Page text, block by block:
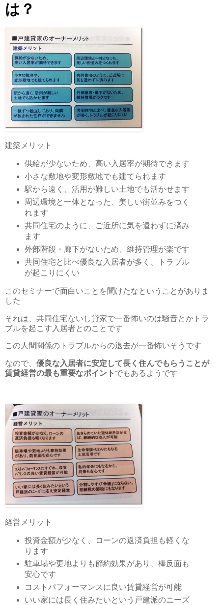
は？
建築メリット
供給が少ないため、高い入居率が期待できます
小さな敷地や変形敷地でも建てられます
駅から遠く、活用が難しい土地でも活かせます
周辺環境と一体となった、美しい街並みをつく
れます
共同住宅のように、ご近所に気を遣わずに済み
ます
外部階段・廊下がないため、維持管理が楽です
共同住宅と比べ優良な入居者が多く、トラブル
が起こりにくい
このセミナーで面白いことを聞けたなということがありま
した
それは、共同住宅ないし貸家で一番怖いのは騒音とかトラ
ブルを起こす入居者とのことです
この人間関係のトラブルからの退去が一番怖いそうです
なので、 優良な入居者に安定して長く住んでもらうことが
賃貸経営の最も重要なポイント でもあるようです
経営メリット
投資金額が少なく、ローンの返済負担も軽くな
ります
駐車場や更地よりも節約効果があり、棒反面も
安心です
コストパフォーマンスに良い賃貸経営が可能
いい家には長く住みたいという戸建派のニーズ